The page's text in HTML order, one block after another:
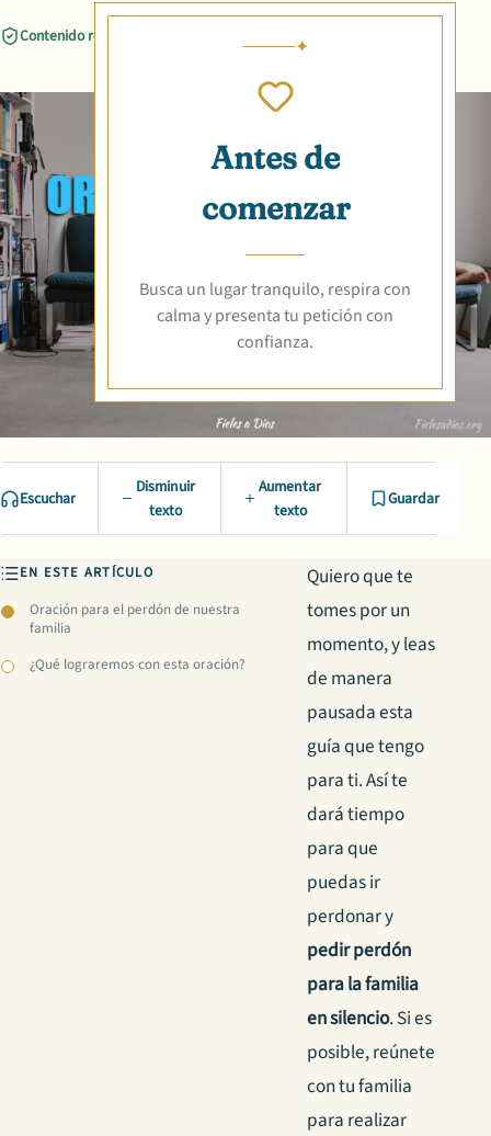
Contenido revisado
Antes de
comenzar
Busca un lugar tranquilo, respira con
calma y presenta tu petición con
confianza.
Escuchar
Disminuir
texto
Aumentar
texto
Guardar
EN ESTE ARTÍCULO
Oración para el perdón de nuestra
familia
¿Qué lograremos con esta oración?
Quiero que te
tomes por un
momento, y leas
de manera
pausada esta
guía que tengo
para ti. Así te
dará tiempo
para que
puedas ir
perdonar y
pedir perdón
para la familia
en silencio. Si es
posible, reúnete
con tu familia
para realizar